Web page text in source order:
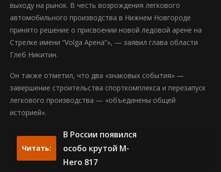
выходу на рынок. В честь возрождения легкового
автомобильного производства в Нижнем Новгороде
принято решение о присвоении новой ледовой арене на
Стрелке имени “Volga Арена”», — заявил глава области
Глеб Никитин.
Он также отметил, что два «знаковых события» —
завершение строительства спорткомплекса и перезапуск
легкового производства — «объединены общей
историей».
Читать:
В России появился
особо крутой M-
Hero 817